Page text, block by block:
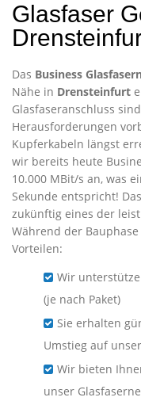
Glasfaser
Das Business
Nähe in Drensteinfurt
Glasfaseranschluss
Herausforderungen
Kupferkabeln längst
wir bereits heute
10.000 MBit/s an, was
Sekunde entspricht! Das
zukünftig eines der
Während der
Vorteilen:
Wir
(je nach Paket)
Sie erhalten
Umstieg auf
Wir bieten
unser